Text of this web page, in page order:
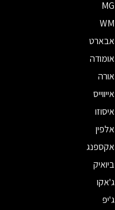
MG
WM
אבארט
אומודה
אורה
אייווייס
איסוזו
אלפין
אקספנג
ביואיק
ג'אקו
ג'יפ